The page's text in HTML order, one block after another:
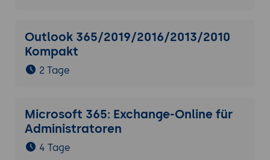
Outlook 365/2019/2016/2013/2010
Kompakt
2 Tage
Microsoft 365: Exchange-Online für
Administratoren
4 Tage